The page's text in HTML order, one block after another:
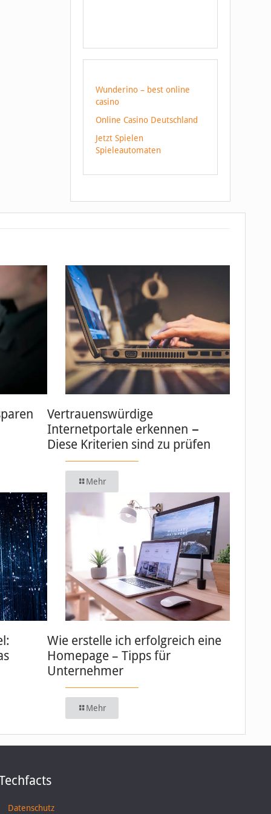
Wunderino – best online
casino
Online Casino Deutschland
Jetzt Spielen
Spieleautomaten
Vertrauenswürdige
Internetportale erkennen −
Diese Kriterien sind zu prüfen
Mehr
Wie erstelle ich erfolgreich eine
Homepage – Tipps für
Unternehmer
Mehr
Datenschutz